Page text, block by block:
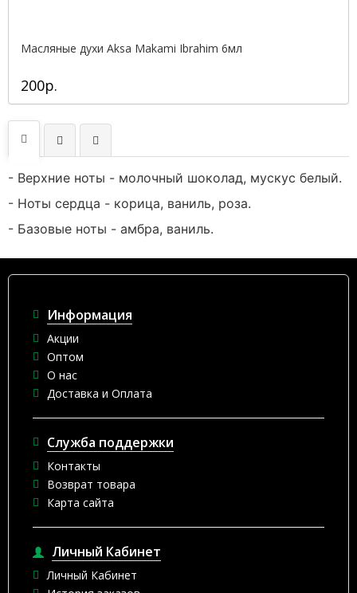
Масляные духи Aksa Makami Ibrahim 6мл
200р.
- Верхние ноты - молочный шоколад, мускус белый.
- Ноты сердца - корица, ваниль, роза.
- Базовые ноты - амбра, ваниль.
Информация
Акции
Оптом
О нас
Доставка и Оплата
Служба поддержки
Контакты
Возврат товара
Карта сайта
Личный Кабинет
Личный Кабинет